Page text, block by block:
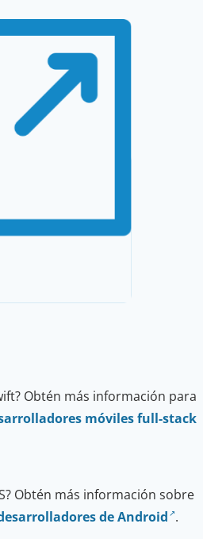
Obtén más información para
móviles full-stack
Obtén más información sobre
de Android .